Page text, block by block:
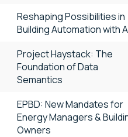
Reshaping Possibilities in
Building Automation with
Project Haystack: The
Foundation of Data
Semantics
EPBD: New Mandates for
Energy Managers &
Owners